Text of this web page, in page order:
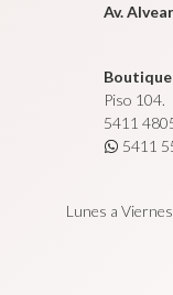
Av.
Piso 104.
5411
5411
Lunes a